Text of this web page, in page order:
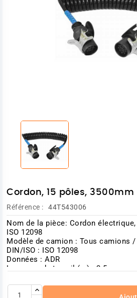
Cordon, 15 pôles, 3500mm
Référence : 44T543006
Nom de la pièce: Cordon électrique,
ISO 12098
Modèle de camion : Tous camions /
DIN/ISO : ISO 12098
Données : ADR
Longueur de travail (m) : 3.5
Voltage (V) : 24
Références :